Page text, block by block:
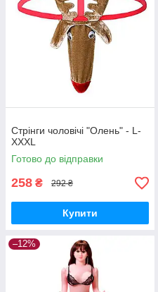
Стрінги чоловічі "Олень" - L-
XXXL
Готово до відправки
258 ₴ 292 ₴
Купити
–12%